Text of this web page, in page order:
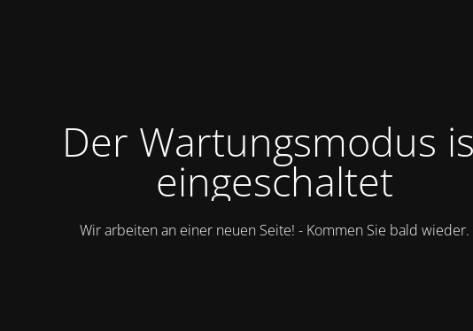
Der Wartungsmodus
eingeschaltet
Wir arbeiten an einer neuen Seite! - Kommen Sie bald wieder.